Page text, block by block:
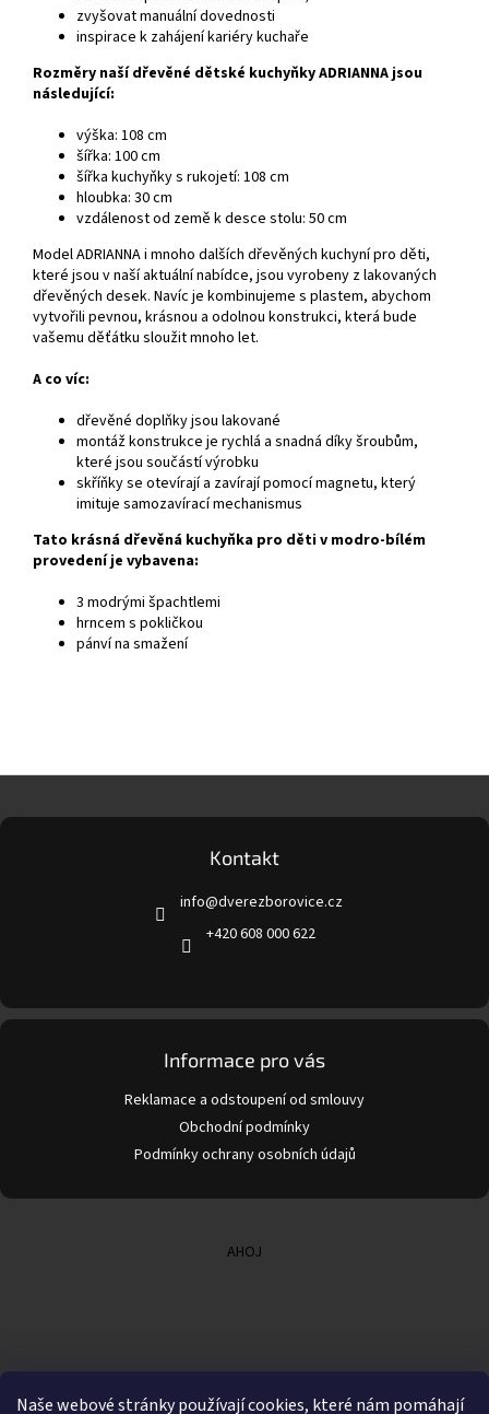
Naše webové stránky používají cookies, které nám pomáhají
zvyšovat manuální dovednosti
inspirace k zahájení kariéry kuchaře
Rozměry naší dřevěné dětské kuchyňky ADRIANNA jsou
následující:
výška: 108 cm
šířka: 100 cm
šířka kuchyňky s rukojetí: 108 cm
hloubka: 30 cm
vzdálenost od země k desce stolu: 50 cm
Model ADRIANNA i mnoho dalších dřevěných kuchyní pro děti,
které jsou v naší aktuální nabídce, jsou vyrobeny z lakovaných
dřevěných desek. Navíc je kombinujeme s plastem, abychom
vytvořili pevnou, krásnou a odolnou konstrukci, která bude
vašemu děťátku sloužit mnoho let.
A co víc:
dřevěné doplňky jsou lakované
montáž konstrukce je rychlá a snadná díky šroubům,
které jsou součástí výrobku
skříňky se otevírají a zavírají pomocí magnetu, který
imituje samozavírací mechanismus
Tato krásná dřevěná kuchyňka pro děti v modro-bílém
provedení je vybavena:
3 modrými špachtlemi
hrncem s pokličkou
pánví na smažení
p
Kontakt
info@dverezborovice.cz
+420 608 000 622
Informace pro vás
Reklamace a odstoupení od smlouvy
Obchodní podmínky
Podmínky ochrany osobních údajů
AHOJ